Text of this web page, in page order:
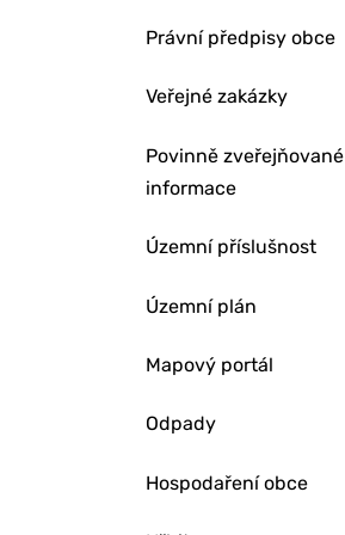
Právní předpisy obce
Veřejné zakázky
Povinně zveřejňované
informace
Územní příslušnost
Územní plán
Mapový portál
Odpady
Hospodaření obce